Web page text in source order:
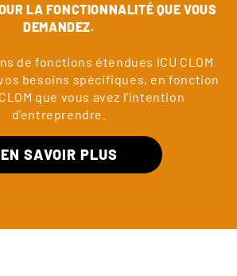
LA FONCTIONNALITÉ QUE VOUS
DEMANDEZ.
de fonctions étendues ICU CLOM
besoins spécifiques, en fonction
que vous avez l'intention
d'entreprendre.
EN SAVOIR PLUS